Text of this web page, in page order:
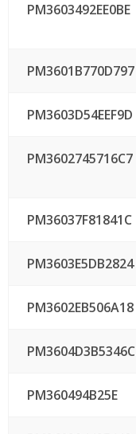
PM3603492EE0BE
PM3601B770D797
PM3603D54EEF9D
PM3602745716C7
PM36037F81841C
PM3603E5DB2824
PM3602EB506A18
PM3604D3B5346C
PM360494B25E